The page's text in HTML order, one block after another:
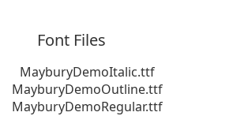
Font Files
MayburyDemoItalic.ttf
MayburyDemoOutline.ttf
MayburyDemoRegular.ttf